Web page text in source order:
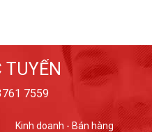
TUYẾN
7559
Giao dịch - Bán hàng